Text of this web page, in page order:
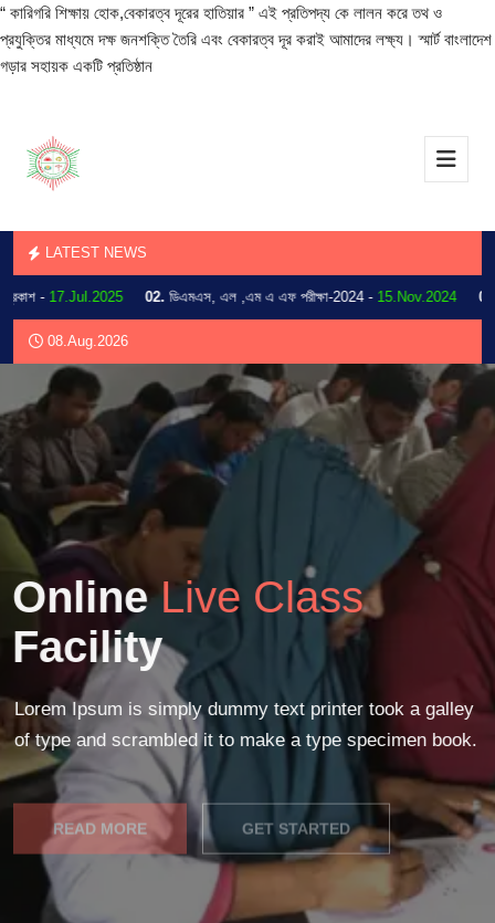
“ কারিগরি শিক্ষায় হোক,বেকারত্ব দূরের হাতিয়ার ” এই প্রতিপদ্য কে লালন করে তথ ও
প্রযুক্তির মাধ্যমে দক্ষ জনশক্তি তৈরি এবং বেকারত্ব দূর করাই আমাদের লক্ষ্য। স্মার্ট বাংলাদেশ
গড়ার সহায়ক একটি প্রতিষ্ঠান
LATEST NEWS
-17.Jul.2025 02. ডিএমএস, এল ,এম এ এফ পরীক্ষা-2024 -15.Nov.2024 03.
08.Aug.2026
OnlineLive Class
Facility
Lorem Ipsum is simply dummy text printer took a galley
of type and scrambled it to make a type specimen book.
READ MORE GET STARTED